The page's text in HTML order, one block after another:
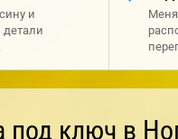
и
детали
ключ в